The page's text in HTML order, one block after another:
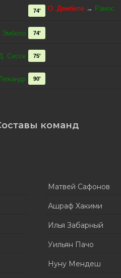
О. Дембеле → Рамос
74'
Эмболо 74'
Сиссе 75'
90'
команд
Матвей Сафонов
Ашраф Хакими
Илья Забарный
Уильян Пачо
Нуну Мендеш